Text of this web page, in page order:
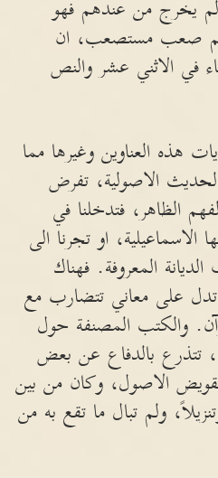
يخرج من عندهم فهو
صعب مستصعب، ان
في الاثني عشر والنص
هذه العناوين وغيرها مما
الاصولية، تفرض
الظاهر، فتدخلنا في
الاسماعيلية، او تجرنا الى
المعروفة. فهناك
على معاني تتضارب مع
والكتب المصنفة حول
تتذرع بالدفاع عن بعض
الاصول، وكان من بين
ولم تبال ما تقع به من